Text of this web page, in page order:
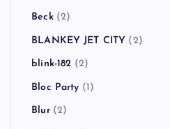
Beck(2)
BLANKEY JET CITY (2)
blink-182 (2)
Bloc Party (1)
Blur(2)